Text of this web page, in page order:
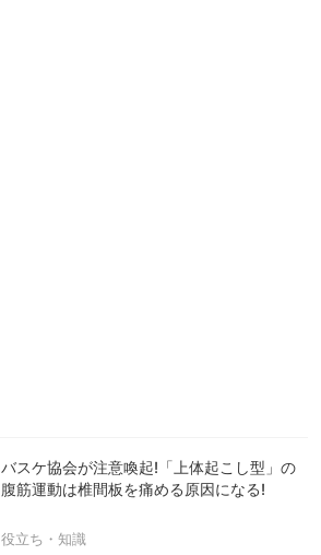
バスケ協会が注意喚起!「上体起こし型」の
腹筋運動は椎間板を痛める原因になる!
役立ち・知識